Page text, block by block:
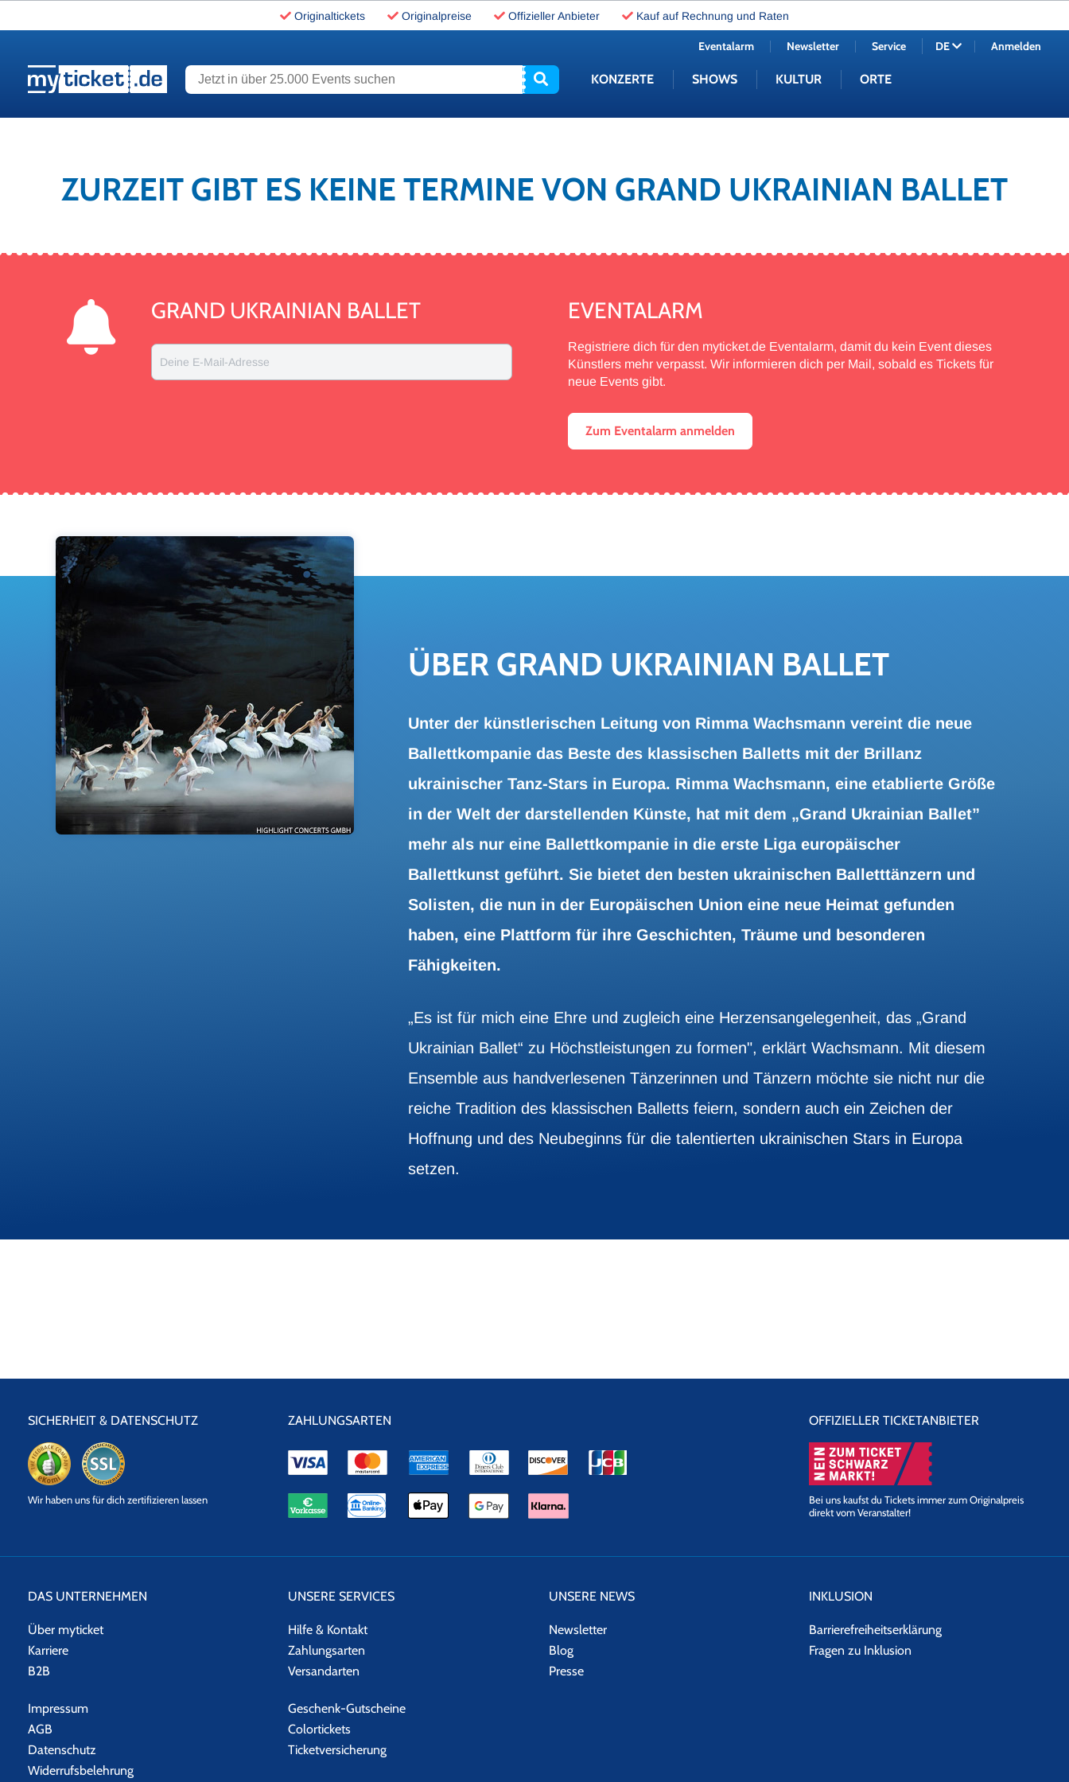
Originaltickets Originalpreise Offizieller Anbieter Kauf auf Rechnung und Raten
Jetzt in über 25.000 Events suchen KONZERTE SHOWS KULTUR ORTE
Eventalarm Newsletter Service DE Anmelden
ZURZEIT GIBT ES KEINE TERMINE VON GRAND UKRAINIAN BALLET
GRAND UKRAINIAN BALLET
Deine E-Mail-Adresse
EVENTALARM
Registriere dich für den myticket.de Eventalarm, damit du kein Event dieses
Künstlers mehr verpasst. Wir informieren dich per Mail, sobald es Tickets für
neue Events gibt.
Zum Eventalarm anmelden
ÜBER GRAND UKRAI­NI­AN BAL­LET
Unter der künstlerischen Leitung von Rimma Wachsmann vereint die neue
Ballettkompanie das Beste des klassischen Balletts mit der Brillanz
ukrainischer Tanz-Stars in Europa. Rimma Wachsmann, eine etablierte Größe
in der Welt der darstellenden Künste, hat mit dem „Grand Ukrainian Ballet”
mehr als nur eine Ballettkompanie in die erste Liga europäischer
Ballettkunst geführt. Sie bietet den besten ukrainischen Balletttänzern und
Solisten, die nun in der Europäischen Union eine neue Heimat gefunden
haben, eine Plattform für ihre Geschichten, Träume und besonderen
Fähigkeiten.
„Es ist für mich eine Ehre und zugleich eine Herzensangelegenheit, das „Grand
Ukrainian Ballet“ zu Höchstleistungen zu formen", erklärt Wachsmann. Mit diesem
Ensemble aus handverlesenen Tänzerinnen und Tänzern möchte sie nicht nur die
reiche Tradition des klassischen Balletts feiern, sondern auch ein Zeichen der
Hoffnung und des Neubeginns für die talentierten ukrainischen Stars in Europa
setzen.
SICHERHEIT & DATENSCHUTZ
Datensicherheit
Wir haben uns für dich zertifizieren lassen
ZAHLUNGSARTEN OFFIZIELLER TICKETANBIETER
Bei uns kaufst du Tickets immer zum Originalpreis
direkt vom Veranstalter!
DAS UNTERNEHMEN
Über myticket
Karriere
B2B
Impressum
AGB
Datenschutz
Widerrufsbelehrung
UNSERE SERVICES
Hilfe & Kontakt
Zahlungsarten
Versandarten
Geschenk-Gutscheine
Colortickets
Ticketversicherung
UNSERE NEWS
Newsletter
Blog
Presse
INKLUSION
Barrierefreiheitserklärung
Fragen zu Inklusion